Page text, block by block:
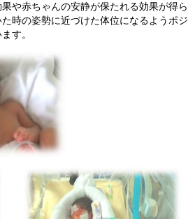
や赤ちゃんの安静が保たれる効果が得ら
時の姿勢に近づけた体位になるようポジ
す。